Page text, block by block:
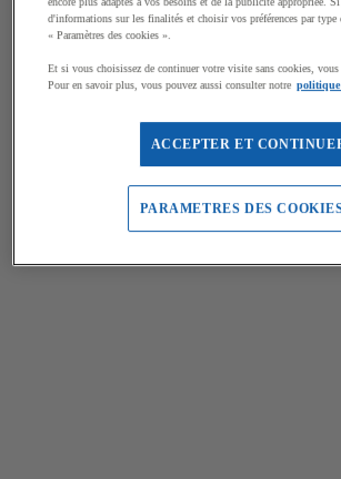
d'informations sur les finalités et choisir vos préférences par type
« Paramètres des cookies ».
Et si vous choisissez de continuer votre visite sans cookies, vous
Pour en savoir plus, vous pouvez aussi consulter notre politique
ACCEPTER ET
PARAMETRES DES